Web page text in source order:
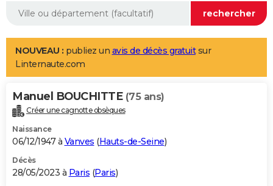
Aménagement intérieur
LIFESTYLE
Art de vivre
Bien-être
Loisirs
Mode
Modes de vie
Alimentation
Guide de la santé
Maladies
Médicaments
Sommeil
VOYAGE
Destinations
City break
Voyage nature
Voyage de noces
Forum
Climat
+PHOTO
GUIDES D'ACHAT
BONS PLANS
NOUVEAU : publiez un avis de décès gratuitsur
Linternaute.com
Manuel BOUCHITTE (75 ans)
Créer une cagnotte obsèques
Naissance
06/12/1947 à Vanves (Hauts-de-Seine)
Décès
28/05/2023 à Paris (Paris)